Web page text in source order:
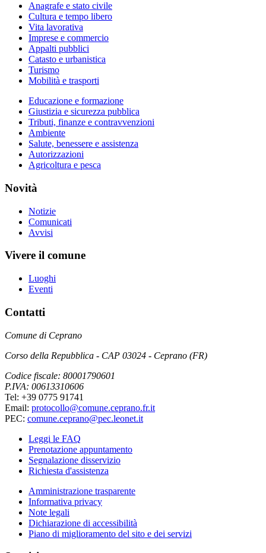
Anagrafe e stato civile
Cultura e tempo libero
Vita lavorativa
Imprese e commercio
Appalti pubblici
Catasto e urbanistica
Turismo
Mobilità e trasporti
Educazione e formazione
Giustizia e sicurezza pubblica
Tributi, finanze e contravvenzioni
Ambiente
Salute, benessere e assistenza
Autorizzazioni
Agricoltura e pesca
Novità
Notizie
Comunicati
Avvisi
Vivere il comune
Luoghi
Eventi
Contatti
Comune di Ceprano
Corso della Repubblica - CAP 03024 - Ceprano (FR)
Codice fiscale: 80001790601
P.IVA: 00613310606
Tel: +39 0775 91741
Email: protocollo@comune.ceprano.fr.it
PEC: comune.ceprano@pec.leonet.it
Leggi le FAQ
Prenotazione appuntamento
Segnalazione disservizio
Richiesta d'assistenza
Amministrazione trasparente
Informativa privacy
Note legali
Dichiarazione di accessibilità
Piano di miglioramento del sito e dei servizi